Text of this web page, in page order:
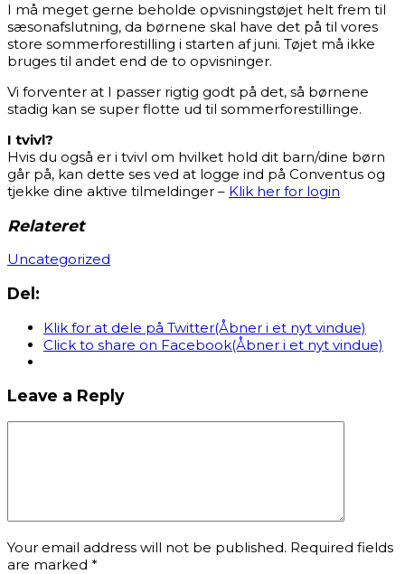
I må meget gerne beholde opvisningstøjet helt frem til
sæsonafslutning, da børnene skal have det på til vores
store sommerforestilling i starten af juni. Tøjet må ikke
bruges til andet end de to opvisninger.
Vi forventer at I passer rigtig godt på det, så børnene
stadig kan se super flotte ud til sommerforestillinge.
I tvivl?
Hvis du også er i tvivl om hvilket hold dit barn/dine børn
går på, kan dette ses ved at logge ind på Conventus og
tjekke dine aktive tilmeldinger – Klik her for login
Relateret
Uncategorized
Del:
Klik for at dele på Twitter(Åbner i et nyt vindue)
Click to share on Facebook(Åbner i et nyt vindue)
Leave a Reply
Your email address will not be published. Required fields
are marked *